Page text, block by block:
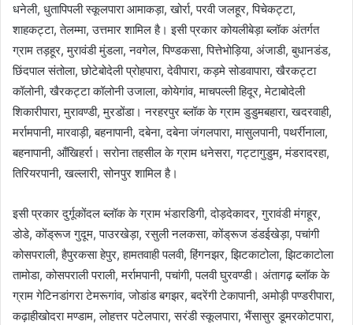
धनेली, धुतापिपली स्कूलपारा आमाकड़ा, खोर्रा, परवी जलहूर, पिचेकट्टा,
शाहकट्टा, तेलम्मा, उत्तमार शामिल है। इसी प्रकार कोयलीबेड़ा ब्लॉक अंतर्गत
ग्राम तड़हूर, मुरावंडी मुंडला, नवगेल, पिण्डकसा, पित्तेभोड़िया, अंजाडी, बुधानडंड,
छिंदपाल संतोला, छोटेबोदेली प्रोहपारा, देवीपारा, कड़मे सोडवापारा, खैरकट्टा
कॉलोनी, खैरकट्टा कॉलोनी उजाला, कोयेगांव, माचपल्ली हिदूर, मेटाबोदेली
शिकारीपारा, मुरावण्डी, मुरडोंडा। नरहरपुर ब्लॉक के ग्राम डुडुमबहारा, खदरवाही,
मर्रामपानी, मारवाड़ी, बहनापानी, दबेना, दबेना जंगलपारा, मासुलपानी, पथर्रीनाला,
बहनापानी, आँखिहर्रा। सरोना तहसील के ग्राम धनेसरा, गट्टागुडुम, मंडरादरहा,
तिरियरपानी, खल्लारी, सोनपुर शामिल है।
इसी प्रकार दुर्गूकोंदल ब्लॉक के ग्राम भंडारडिगी, दोड़देकादर, गुरावंडी मंगहूर,
डोडे, कोंड्रूज गुदूम, पाउरखेड़ा, रसुली नलकसा, कोंड्रूज डंडईखेड़ा, पचांगी
कोसपराली, हैपुरकसा हेपुर, हामतवाही पलवी, हिंगनझर, झिटकाटोला, झिटकाटोला
तामोडा, कोसपराली पराली, मर्रामपानी, पचांगी, पलवी घुरवण्डी। अंतागढ़ ब्लॉक के
ग्राम गेटिनडांगरा टेमरूगांव, जोडांड बगझर, बदरेंगी टेकापानी, अमोड़ी पण्डरीपारा,
कढ़ाहीखोदरा मण्डाम, लोहत्तर पटेलपारा, सरंडी स्कूलपारा, भैंसासुर डूमरकोटपारा,